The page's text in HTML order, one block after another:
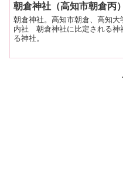
朝倉神社（高知市朝倉丙）
朝倉神社。高知市朝倉、高知
内社 朝倉神社に比定される神
る神社。